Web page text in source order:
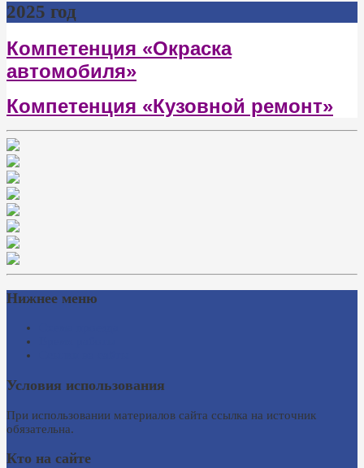
2025 год
Компетенция «Окраска
автомобиля»
Компетенция «Кузовной ремонт»
Нижнее меню
Условия использования
При использовании материалов сайта ссылка на источник
обязательна.
Кто на сайте